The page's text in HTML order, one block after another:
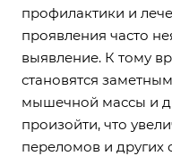
профилактики и
проявления часто
выявление. К тому
становятся
мышечной массы и
произойти, что
переломов и